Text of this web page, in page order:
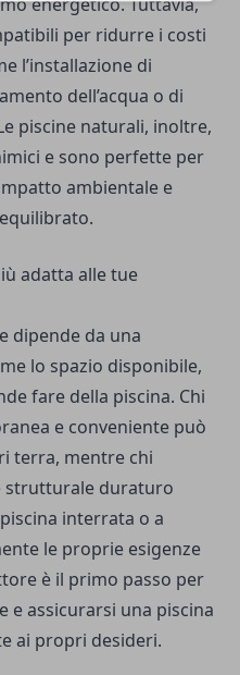
per ridurre i costi
l’installazione di
dell’acqua o di
piscine naturali, inoltre,
e sono perfette per
ambientale e
adatta alle tue
dipende da una
lo spazio disponibile,
fare della piscina. Chi
e conveniente può
terra, mentre chi
strutturale duraturo
interrata o a
le proprie esigenze
è il primo passo per
e assicurarsi una piscina
ai propri desideri.